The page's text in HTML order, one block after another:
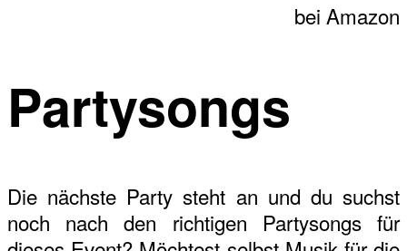
bei Amazon
Partysongs
Die nächste Party steht an und du suchst
noch nach den richtigen Partysongs für